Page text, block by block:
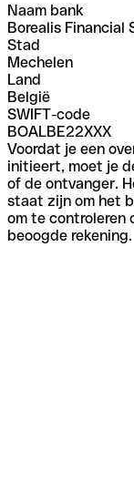
Naam bank
Borealis Financial
Stad
Mechelen
Land
België
SWIFT-code
BOALBE22XXX
Voordat je een
initieert, moet je
of de ontvanger.
staat zijn om het
om te controleren
beoogde rekening.